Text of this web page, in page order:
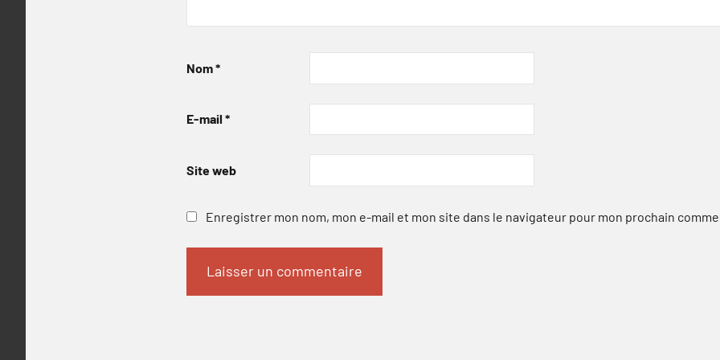
Nom*
E-mail *
Site web
Enregistrer mon nom, mon e-mail et mon site dans le navigateur pour mon prochain